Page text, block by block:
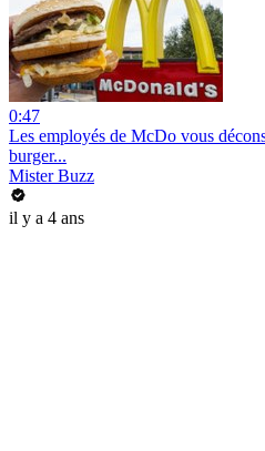
0:47
Les employés de McDo vous
burger...
Mister Buzz
il y a 4 ans